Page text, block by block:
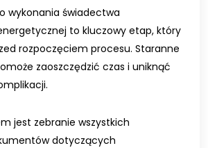
wykonania świadectwa
to kluczowy etap, który
rozpoczęciem procesu. Staranne
zaoszczędzić czas i uniknąć
jest zebranie wszystkich
dotyczących